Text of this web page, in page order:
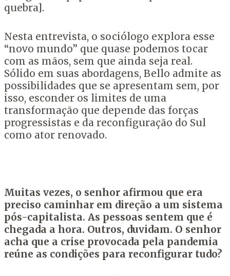
quebra].
Nesta entrevista, o sociólogo explora esse
“novo mundo” que quase podemos tocar
com as mãos, sem que ainda seja real.
Sólido em suas abordagens, Bello admite as
possibilidades que se apresentam sem, por
isso, esconder os limites de uma
transformação que depende das forças
progressistas e da reconfiguração do Sul
como ator renovado.
Muitas vezes, o senhor afirmou que era
preciso caminhar em direção a um sistema
pós-capitalista. As pessoas sentem que é
chegada a hora. Outros, duvidam. O senhor
acha que a crise provocada pela pandemia
reúne as condições para reconfigurar tudo?